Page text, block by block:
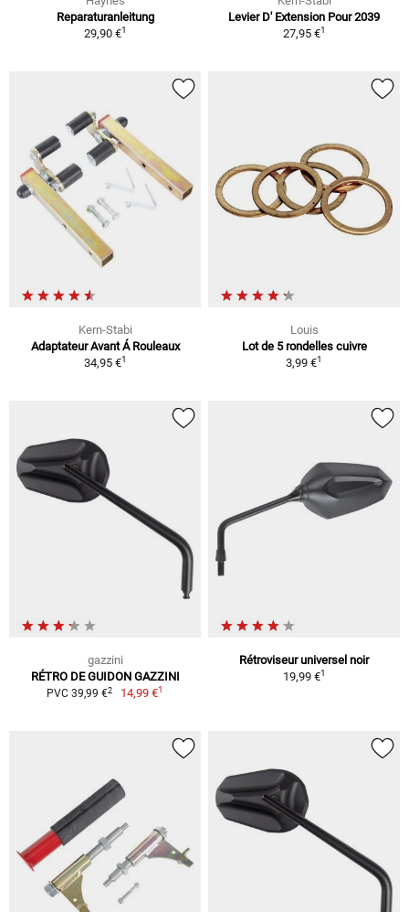
Reparaturanleitung
29,90 €1
Levier D' Extension Pour 2039
27,95 €1
Kern-Stabi
Adaptateur Avant Á Rouleaux
34,95 €1
Louis
Lot de 5 rondelles cuivre
3,99 €1
gazzini
RÉTRO DE GUIDON GAZZINI
PVC 39,99 €2 14,99 €1
Rétroviseur universel noir
19,99 €1